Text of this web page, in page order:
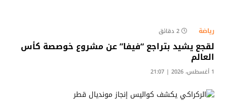
رياضة 2 دقائق
لقجع يشيد بتراجع “فيفا” عن مشروع خوصصة كأس
العالم
1 أغسطس، 2026 | 21:07